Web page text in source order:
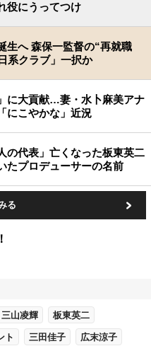
役にうってつけ
生へ 森保一監督の“再就職
系クラブ」一択か
に大貢献…妻・水卜麻美アナ
にこやかな」近況
の代表」亡くなった板東英二
たプロデューサーの名前
る
三山凌輝 板東英二
ト 三田佳子 広末涼子